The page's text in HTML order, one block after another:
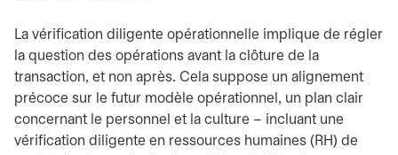
La vérification diligente opérationnelle implique de régler
la question des opérations avant la clôture de la
transaction, et non après. Cela suppose un alignement
précoce sur le futur modèle opérationnel, un plan clair
concernant le personnel et la culture – incluant une
vérification diligente en ressources humaines (RH) de